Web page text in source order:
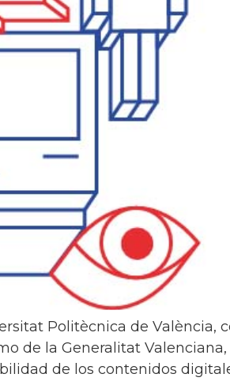
Politècnica de València,
de la Generalitat
de los contenidos